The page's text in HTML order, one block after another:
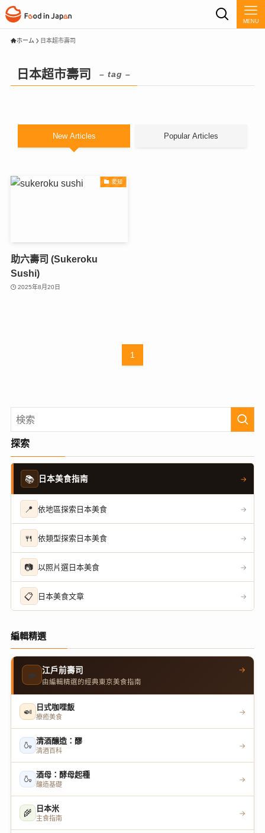
MENU
ホーム 日本超市壽司
日本超市壽司 – tag –
New Articles Popular Articles
愛知
助六壽司 (Sukeroku
Sushi)
2025年8月20日
1
探索
📚 日本美食指南 →
📍 依地區探索日本美食 →
🍴 依類型探索日本美食 →
📷 以照片選日本美食 →
📋 日本美食文章 →
編輯精選
🍣 江戶前壽司
由編輯精選的經典東京美食指南
→
🍛 日式咖哩飯
療癒美食
→
🍶 清酒釀造：醪
清酒百科
→
🍶 酒母：酵母起種
釀造基礎
→
🌾 日本米
主食指南
→